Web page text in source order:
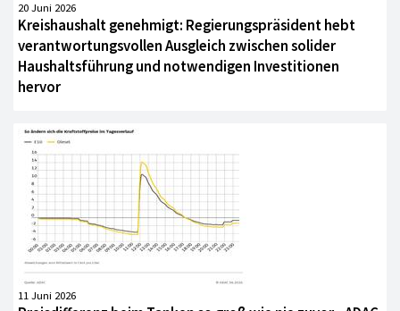
20 Juni 2026
Kreishaushalt genehmigt: Regierungspräsident hebt
verantwortungsvollen Ausgleich zwischen solider
Haushaltsführung und notwendigen Investitionen
hervor
11 Juni 2026